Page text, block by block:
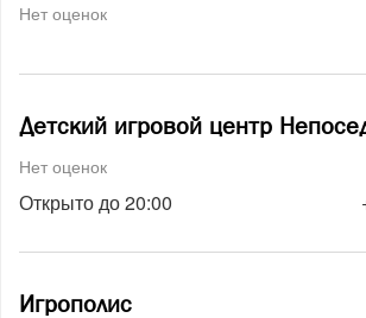
Нет оценок
Детский игровой центр
Нет оценок
Открыто до 20:00
Игрополис